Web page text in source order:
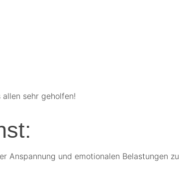
sehr geholfen!
Anspannung und emotionalen Belastungen zu